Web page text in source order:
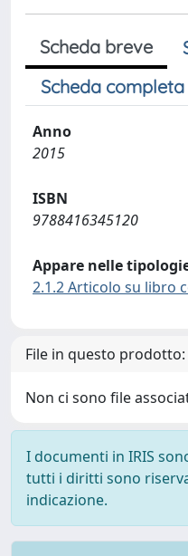
Scheda breve
Scheda completa
Anno
2015
ISBN
9788416345120
Appare nelle
2.1.2 Articolo su libro
File in questo prodotto:
Non ci sono file
I documenti in IRIS
tutti i diritti sono
indicazione.